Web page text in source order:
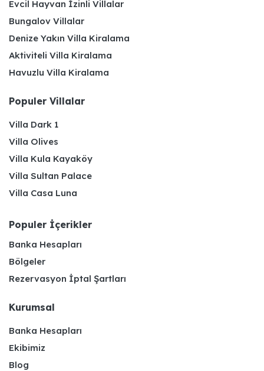
Evcil Hayvan İzinli Villalar
Bungalov Villalar
Denize Yakın Villa Kiralama
Aktiviteli Villa Kiralama
Havuzlu Villa Kiralama
Populer Villalar
Villa Dark 1
Villa Olives
Villa Kula Kayaköy
Villa Sultan Palace
Villa Casa Luna
Populer İçerikler
Banka Hesapları
Bölgeler
Rezervasyon İptal Şartları
Kurumsal
Banka Hesapları
Ekibimiz
Blog